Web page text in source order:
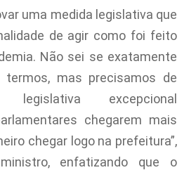
uma medida legislativa que
de agir como foi feito
Não sei se exatamente
mas precisamos de
excepcional
chegarem mais
chegar logo na prefeitura”,
enfatizando que o